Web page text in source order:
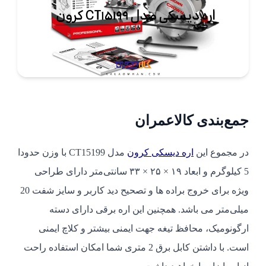
جمع‌بندی کالاعمران
در مجموع این اره دیسکی کرون
مدل CT15199 با وزن حدودا
5 کیلوگرم و ابعاد ۱۹ × ۲۵ × ۳۳ سانتی‌متر دارای طراحی
ویژه برای خروج براده ها و تصحیح دید کاربر و سایز شفت 20
میلی‌متر می باشد. همچنین این اره برقی دارای دسته
ارگونومیک، محافظ تیغه جهت ایمنی بیشتر و کلاچ ایمنی
است. با داشتن کابل برق 2 متری شما امکان استفاده راحت